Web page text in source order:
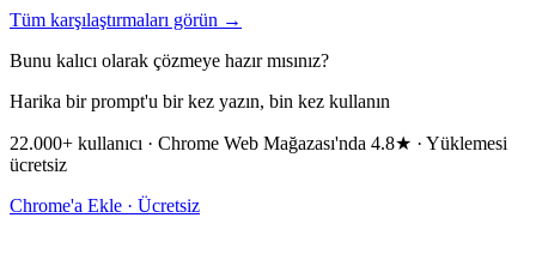
Tüm karşılaştırmaları görün →
Bunu kalıcı olarak çözmeye hazır mısınız?
Harika bir prompt'u bir kez yazın, bin kez kullanın
22.000+ kullanıcı · Chrome Web Mağazası'nda 4.8★ · Yüklemesi
ücretsiz
Chrome'a Ekle · Ücretsiz